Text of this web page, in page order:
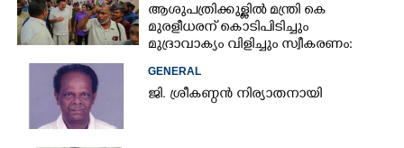
ആശുപത്രിക്കുള്ളിൽ മന്ത്രി കെ
മുരളീധരന് കൊടിപിടിച്ചും
മുദ്രാവാക്യം വിളിച്ചും സ്വീകരണം:
പിന്നാലെ വ്യാപകവിമർശനം
GENERAL
ജി. ശ്രീകണ്ഠൻ നിര്യാതനായി